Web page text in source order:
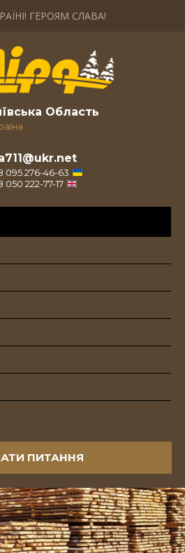
ГЕРОЯМ СЛАВА!
Область
095 276-46-63
050 222-77-17
ПИТАННЯ